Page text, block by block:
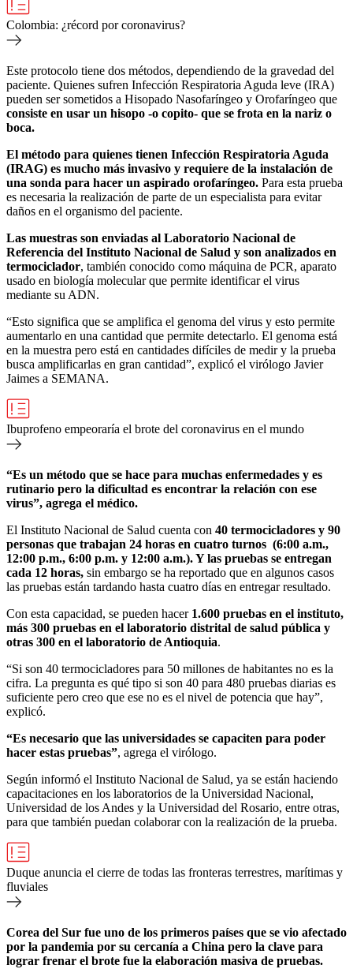
Colombia: ¿récord por coronavirus?
Este protocolo tiene dos métodos, dependiendo de la gravedad del
paciente. Quienes sufren Infección Respiratoria Aguda leve (IRA)
pueden ser sometidos a Hisopado Nasofaríngeo y Orofaríngeo que
consiste en usar un hisopo -o copito- que se frota en la nariz o
boca.
El método para quienes tienen Infección Respiratoria Aguda
(IRAG) es mucho más invasivo y requiere de la instalación de
una sonda para hacer un aspirado orofaríngeo. Para esta prueba
es necesaria la realización de parte de un especialista para evitar
daños en el organismo del paciente.
Las muestras son enviadas al Laboratorio Nacional de
Referencia del Instituto Nacional de Salud y son analizados en
termociclador, también conocido como máquina de PCR, aparato
usado en biología molecular que permite identificar el virus
mediante su ADN.
“Esto significa que se amplifica el genoma del virus y esto permite
aumentarlo en una cantidad que permite detectarlo. El genoma está
en la muestra pero está en cantidades difíciles de medir y la prueba
busca amplificarlas en gran cantidad”, explicó el virólogo Javier
Jaimes a SEMANA.
Ibuprofeno empeoraría el brote del coronavirus en el mundo
“Es un método que se hace para muchas enfermedades y es
rutinario pero la dificultad es encontrar la relación con ese
virus”, agrega el médico.
El Instituto Nacional de Salud cuenta con 40 termocicladores y 90
personas que trabajan 24 horas en cuatro turnos (6:00 a.m.,
12:00 p.m., 6:00 p.m. y 12:00 a.m.). Y las pruebas se entregan
cada 12 horas, sin embargo se ha reportado que en algunos casos
las pruebas están tardando hasta cuatro días en entregar resultado.
Con esta capacidad, se pueden hacer 1.600 pruebas en el instituto,
más 300 pruebas en el laboratorio distrital de salud pública y
otras 300 en el laboratorio de Antioquia.
“Si son 40 termocicladores para 50 millones de habitantes no es la
cifra. La pregunta es qué tipo si son 40 para 480 pruebas diarias es
suficiente pero creo que ese no es el nivel de potencia que hay”,
explicó.
“Es necesario que las universidades se capaciten para poder
hacer estas pruebas”, agrega el virólogo.
Según informó el Instituto Nacional de Salud, ya se están haciendo
capacitaciones en los laboratorios de la Universidad Nacional,
Universidad de los Andes y la Universidad del Rosario, entre otras,
para que también puedan colaborar con la realización de la prueba.
Duque anuncia el cierre de todas las fronteras terrestres, marítimas y
fluviales
Corea del Sur fue uno de los primeros países que se vio afectado
por la pandemia por su cercanía a China pero la clave para
lograr frenar el brote fue la elaboración masiva de pruebas.